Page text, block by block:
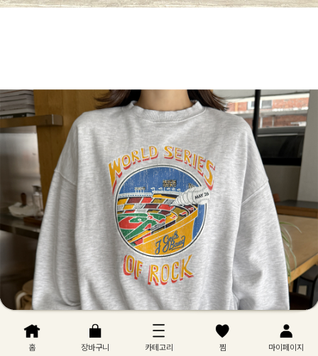
홈 장바구니 카테고리 찜 마이페이지